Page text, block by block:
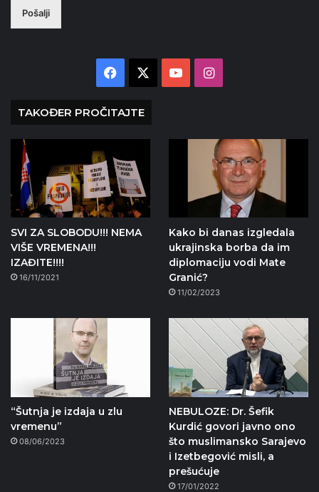
Pošalji
Facebook YouTubeInstagram
TAKOĐER PROČITAJTE
SVI ZA SLOBODU!!! NEMA
VIŠE VREMENA!!!
IZAĐITE!!!!
16/11/2021
Kako bi danas izgledala
ukrajinska borba da im
diplomaciju vodi Mate
Granić?
11/02/2023
“Šutnja je izdaja u zlu
vremenu”
08/06/2023
NEBULOZE: Dr. Šefik
Kurdić govori javno ono
što muslimansko Sarajevo
i Izetbegović misli, a
prešućuje
17/01/2022